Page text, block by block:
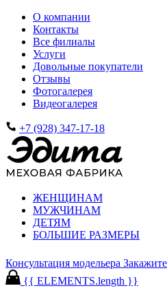
О компании
Контакты
Все филиалы
Услуги
Довольные покупатели
Отзывы
Фотогалерея
Видеогалерея
+7 (928) 347-17-18
ЖЕНЩИНАМ
МУЖЧИНАМ
ДЕТЯМ
БОЛЬШИЕ РАЗМЕРЫ
Консультация модельера
{{ ELEMENTS.length }}